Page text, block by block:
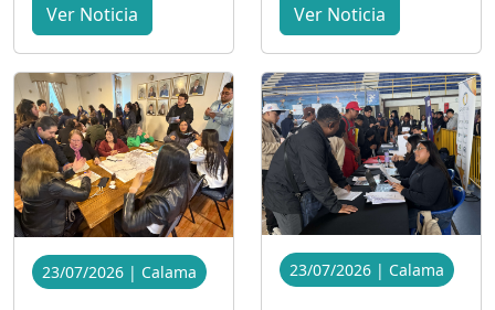
Ver Noticia Ver Noticia
23/07/2026 | Calama 23/07/2026 | Calama